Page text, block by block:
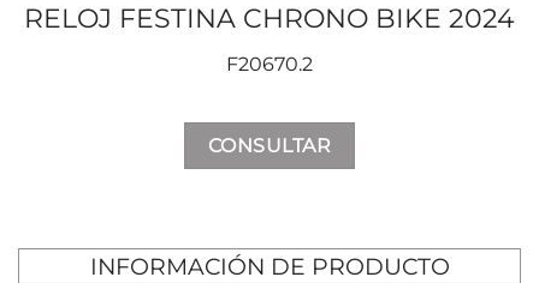
RELOJ FESTINA CHRONO BIKE 2024
F20670.2
CONSULTAR
INFORMACIÓN DE PRODUCTO